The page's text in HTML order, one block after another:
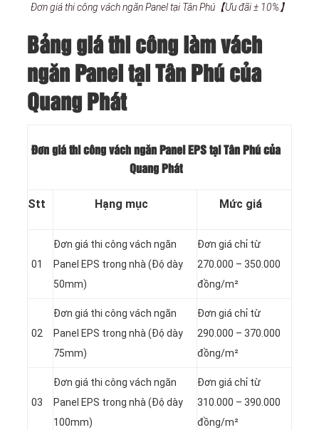
Đơn giá thi công vách ngăn Panel tại Tân Phú【Ưu đãi ± 10%】
Bảng giá thi công làm vách
ngăn Panel tại Tân Phú của
Quang Phát
Đơn giá thi công vách ngăn Panel EPS tại Tân Phú của
Quang Phát
Stt Hạng mục Mức giá
01
Đơn giá thi công vách ngăn
Panel EPS trong nhà (Độ dày
50mm)
Đơn giá chỉ từ
270.000 – 350.000
đồng/m²
02
Đơn giá thi công vách ngăn
Panel EPS trong nhà (Độ dày
75mm)
Đơn giá chỉ từ
290.000 – 370.000
đồng/m²
03
Đơn giá thi công vách ngăn
Panel EPS trong nhà (Độ dày
100mm)
Đơn giá chỉ từ
310.000 – 390.000
đồng/m²